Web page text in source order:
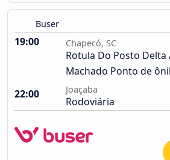
Buser
19:00 Chapecó, SC
Rotula Do Posto Delta
Machado Ponto de
22:00
Joaçaba
Rodoviária